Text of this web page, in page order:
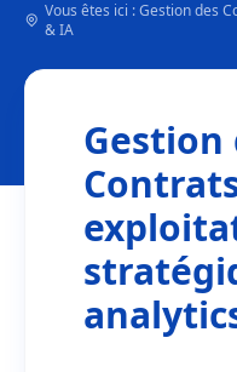
Vous êtes ici : Gestion des
& IA
Gestion